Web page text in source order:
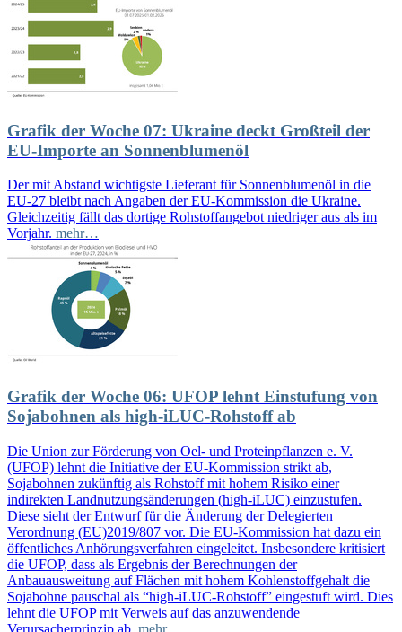
Grafik der Woche 07: Ukraine deckt Großteil der
EU-Importe an Sonnenblumenöl
Der mit Abstand wichtigste Lieferant für Sonnenblumenöl in die
EU-27 bleibt nach Angaben der EU-Kommission die Ukraine.
Gleichzeitig fällt das dortige Rohstoffangebot niedriger aus als im
Vorjahr. mehr…
Grafik der Woche 06: UFOP lehnt Einstufung von
Sojabohnen als high-iLUC-Rohstoff ab
Die Union zur Förderung von Oel- und Proteinpflanzen e. V.
(UFOP) lehnt die Initiative der EU-Kommission strikt ab,
Sojabohnen zukünftig als Rohstoff mit hohem Risiko einer
indirekten Landnutzungsänderungen (high-iLUC) einzustufen.
Diese sieht der Entwurf für die Änderung der Delegierten
Verordnung (EU)2019/807 vor. Die EU-Kommission hat dazu ein
öffentliches Anhörungsverfahren eingeleitet. Insbesondere kritisiert
die UFOP, dass als Ergebnis der Berechnungen der
Anbauausweitung auf Flächen mit hohem Kohlenstoffgehalt die
Sojabohne pauschal als “high-iLUC-Rohstoff” eingestuft wird. Dies
lehnt die UFOP mit Verweis auf das anzuwendende
Verursacherprinzip ab. mehr…